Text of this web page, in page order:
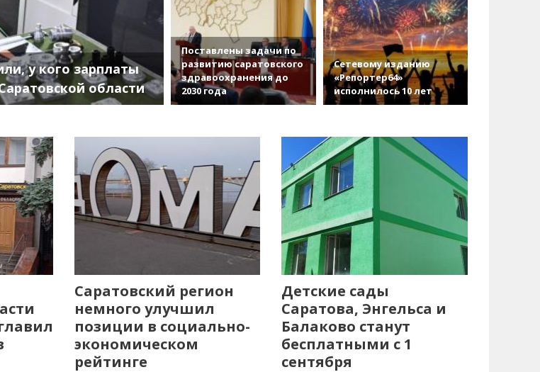
у кого зарплаты
области
Поставлены задачи по
развитию саратовского
здравоохранения до
2030 года
Сетевому изданию
«Репортер64»
исполнилось 10 лет
Саратовский регион
немного улучшил
позиции в социально-
экономическом
рейтинге
Детские сады
Саратова, Энгельса и
Балаково станут
бесплатными с 1
сентября